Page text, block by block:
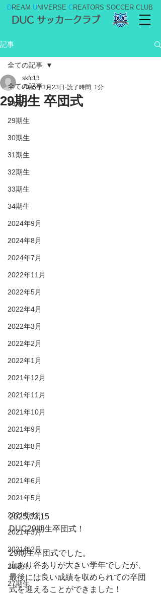
DREAM UNIVERSE CREATORS SOCCER CLUB
DUC サッカークラブ
記事
全ての記事
36期
29期生
30期生
31期生
32期生
33期生
34期生
2024年9月
2024年8月
2024年7月
2022年11月
2022年5月
2022年4月
2022年3月
2022年2月
2022年1月
2021年12月
2021年11月
2021年10月
2021年9月
2021年8月
2021年7月
2021年6月
2021年5月
2021年4月
2021年3月
2021年2月
28期生
27期生
全ての記事
29期生 卒団式
skfc13
2025年3月23日 読了時間: 1分
2025,03,15
DUC29期生卒団式！
29期生卒団式でした。
山あり谷ありが大きい学年でしたが、
最後には良い成績を収められての卒団
式を迎えることができました！